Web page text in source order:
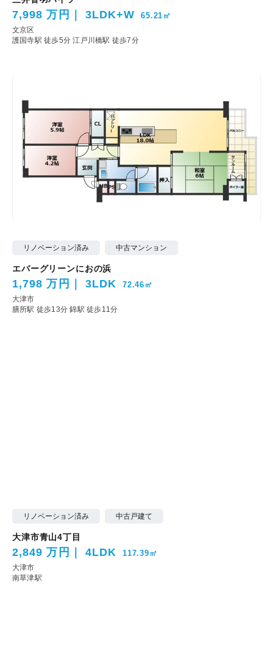
7,998 万円 3LDK+W 65.21㎡
文京区
護国寺駅 徒歩5分江戸川橋駅 徒歩7分
リノベーション済み 中古マンション
エバーグリーンにおの浜
1,798 万円 3LDK 72.46㎡
大津市
膳所駅 徒歩13分錦駅 徒歩11分
リノベーション済み 中古戸建て
大津市青山4丁目
2,849 万円 4LDK 117.39㎡
大津市
南草津駅